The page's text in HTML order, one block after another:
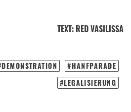
TEXT: RED VASILISSA
DEMONSTRATION
HANFPARADE
LEGALISIERUNG